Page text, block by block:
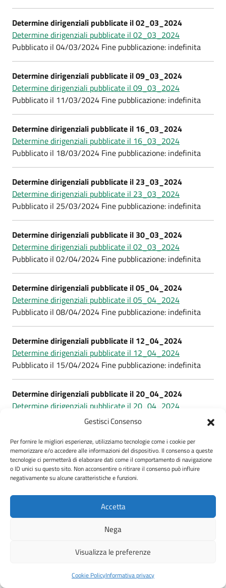
Gestisci Consenso
Per fornire le migliori esperienze, utilizziamo tecnologie come i cookie per
memorizzare e/o accedere alle informazioni del dispositivo. Il consenso a queste
tecnologie ci permetterà di elaborare dati come il comportamento di navigazione
o ID unici su questo sito. Non acconsentire o ritirare il consenso può influire
negativamente su alcune caratteristiche e funzioni.
Accetta
Nega
Visualizza le preferenze
Cookie PolicyInformativa privacy
Determine dirigenziali pubblicate il 02_03_2024
Determine dirigenziali pubblicate il 02_03_2024
Pubblicato il 04/03/2024 Fine pubblicazione: indefinita
Determine dirigenziali pubblicate il 09_03_2024
Determine dirigenziali pubblicate il 09_03_2024
Pubblicato il 11/03/2024 Fine pubblicazione: indefinita
Determine dirigenziali pubblicate il 16_03_2024
Determine dirigenziali pubblicate il 16_03_2024
Pubblicato il 18/03/2024 Fine pubblicazione: indefinita
Determine dirigenziali pubblicate il 23_03_2024
Determine dirigenziali pubblicate il 23_03_2024
Pubblicato il 25/03/2024 Fine pubblicazione: indefinita
Determine dirigenziali pubblicate il 30_03_2024
Determine dirigenziali pubblicate il 02_03_2024
Pubblicato il 02/04/2024 Fine pubblicazione: indefinita
Determine dirigenziali pubblicate il 05_04_2024
Determine dirigenziali pubblicate il 05_04_2024
Pubblicato il 08/04/2024 Fine pubblicazione: indefinita
Determine dirigenziali pubblicate il 12_04_2024
Determine dirigenziali pubblicate il 12_04_2024
Pubblicato il 15/04/2024 Fine pubblicazione: indefinita
Determine dirigenziali pubblicate il 20_04_2024
Determine dirigenziali pubblicate il 20_04_2024
Pubblicato il 22/04/2024 Fine pubblicazione: indefinita
Determine dirigenziali pubblicate il 04_05_2024
Determine dirigenziali pubblicate il 04_05_2024
Pubblicato il 06/05/2024 Fine pubblicazione: indefinita
Determine dirigenziali pubblicate il 10_05_2024
Determine dirigenziali pubblicate il 10_05_2024
Pubblicato il 13/05/2024 Fine pubblicazione: indefinita
Determine dirigenziali pubblicate il 18_05_2024
Pubblicato il 20/05/2024 Fine pubblicazione: indefinita